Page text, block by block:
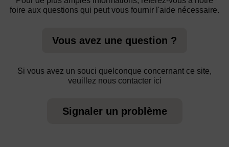
foire aux questions qui peut vous fournir l'aide nécessaire.
Vous avez une question ?
Si vous avez un souci quelconque concernant ce site,
veuillez nous contacter ici
Signaler un problème